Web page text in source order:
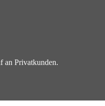
an Privatkunden.